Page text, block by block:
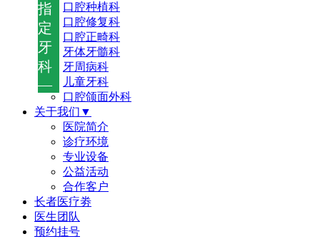
指
定
牙
科
—
口腔种植科
口腔修复科
口腔正畸科
牙体牙髓科
牙周病科
儿童牙科
口腔颌面外科
关于我们▼
医院简介
诊疗环境
专业设备
公益活动
合作客户
长者医疗劵
医生团队
预约挂号